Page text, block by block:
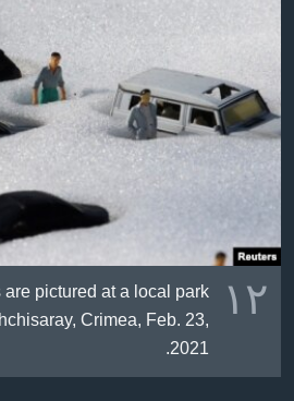
١٢ pictured at a local park
Crimea, Feb. 23,
2021.